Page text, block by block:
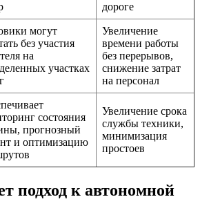
дороге
могут
без участия
на
участках
Увеличение
времени работы
без перерывов,
снижение затрат
на персонал
состояния
прогнозный
и оптимизацию
Увеличение срока
службы техники,
минимизация
простоев
подход к автономной